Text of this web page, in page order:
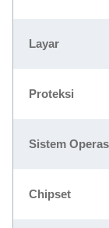
Layar
Proteksi
Sistem
Chipset